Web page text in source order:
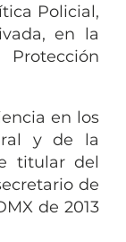
Policial,
en la
en los
y de la
titular del
de
de 2013